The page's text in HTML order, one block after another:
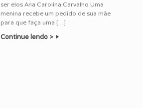
ser elos Ana Carolina Carvalho Uma
menina recebe um pedido de sua mãe
para que faça uma […]
Continue lendo >